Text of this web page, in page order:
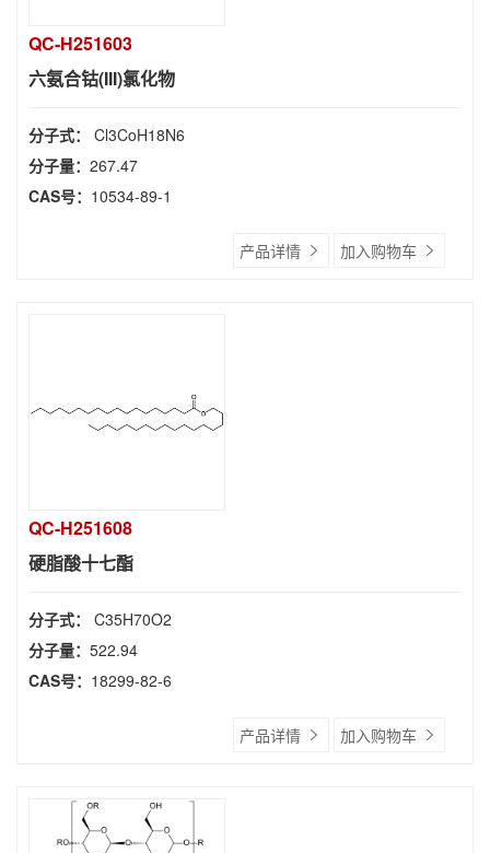
QC-H251603
六氨合钴(III)氯化物
分子式： Cl3CoH18N6
分子量： 267.47
CAS号： 10534-89-1
产品详情 加入购物车
QC-H251608
硬脂酸十七酯
分子式： C35H70O2
分子量： 522.94
CAS号： 18299-82-6
产品详情 加入购物车